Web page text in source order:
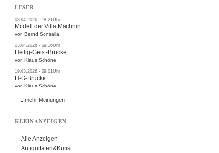
LESER
03.04.2026 - 18:21Uhr
Modell der Villa Machnin
von Bernd Sonsalla
03.04.2026 - 09:16Uhr
Heilig-Geist-Brücke
von Klaus Schöne
19.03.2026 - 09:01Uhr
H-G-Brücke
von Klaus Schöne
...mehr Meinungen
KLEINANZEIGEN
Alle Anzeigen
Antiquitäten&Kunst